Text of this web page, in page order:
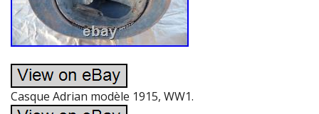
Casque Adrian modèle 1915, WW1.